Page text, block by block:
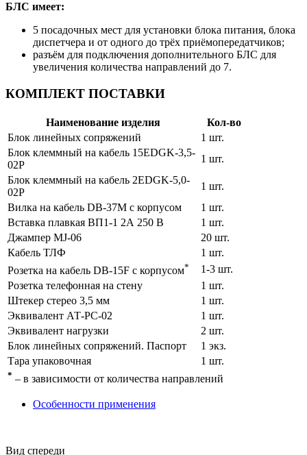
БЛС имеет:
5 посадочных мест для установки блока питания, блока
диспетчера и от одного до трёх приёмопередатчиков;
разъём для подключения дополнительного БЛС для
увеличения количества направлений до 7.
КОМПЛЕКТ ПОСТАВКИ
Наименование изделия
Кол-во
Блок линейных сопряжений
1 шт.
Блок клеммный на кабель 15EDGK-3,5-
02P
1 шт.
Блок клеммный на кабель 2EDGK-5,0-
02P
1 шт.
Вилка на кабель DB-37M с корпусом
1 шт.
Вставка плавкая ВП1-1 2А 250 В
1 шт.
Джампер MJ-06
20 шт.
Кабель ТЛФ
1 шт.
Розетка на кабель DB-15F с корпусом*
1-3 шт.
Розетка телефонная на стену
1 шт.
Штекер стерео 3,5 мм
1 шт.
Эквивалент АТ-РС-02
1 шт.
Эквивалент нагрузки
2 шт.
Блок линейных сопряжений. Паспорт
1 экз.
Тара упаковочная
1 шт.
* – в зависимости от количества направлений
Особенности применения
Вид спереди